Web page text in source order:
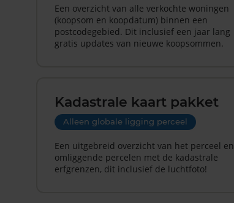
Een overzicht van alle verkochte woningen
(koopsom en koopdatum) binnen een
postcodegebied. Dit inclusief een jaar lang
gratis updates van nieuwe koopsommen.
Kadastrale kaart pakket
Alleen globale ligging perceel
Een uitgebreid overzicht van het perceel en
omliggende percelen met de kadastrale
erfgrenzen, dit inclusief de luchtfoto!